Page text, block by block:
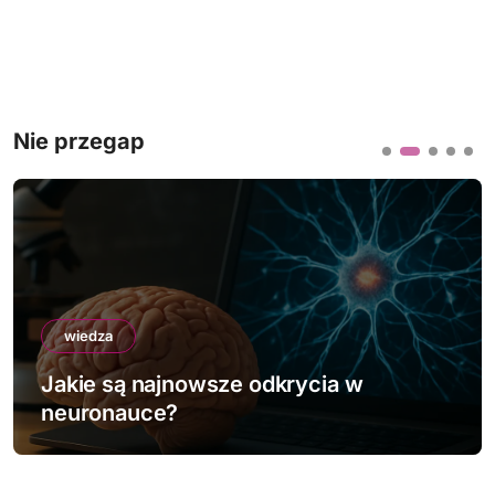
Nie przegap
wiedza
Jakie są najnowsze odkrycia w
neuronauce?